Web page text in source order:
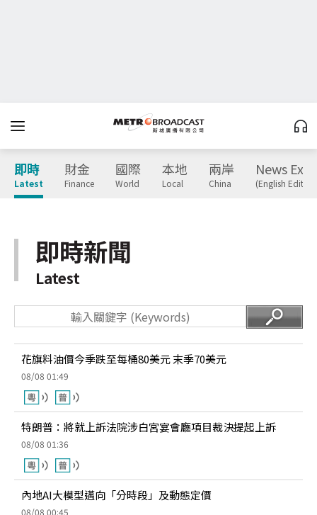
即時
Latest
財金
Finance
國際
World
本地
Local
兩岸
China
News
(English
即時新聞
Latest
花旗料油價今季跌至每桶80美元 末季70美元
08/08 01:49
特朗普：將就上訴法院涉白宮宴會廳項目裁決提起上訴
08/08 01:36
內地AI大模型邁向「分時段」及動態定價
08/08 00:45